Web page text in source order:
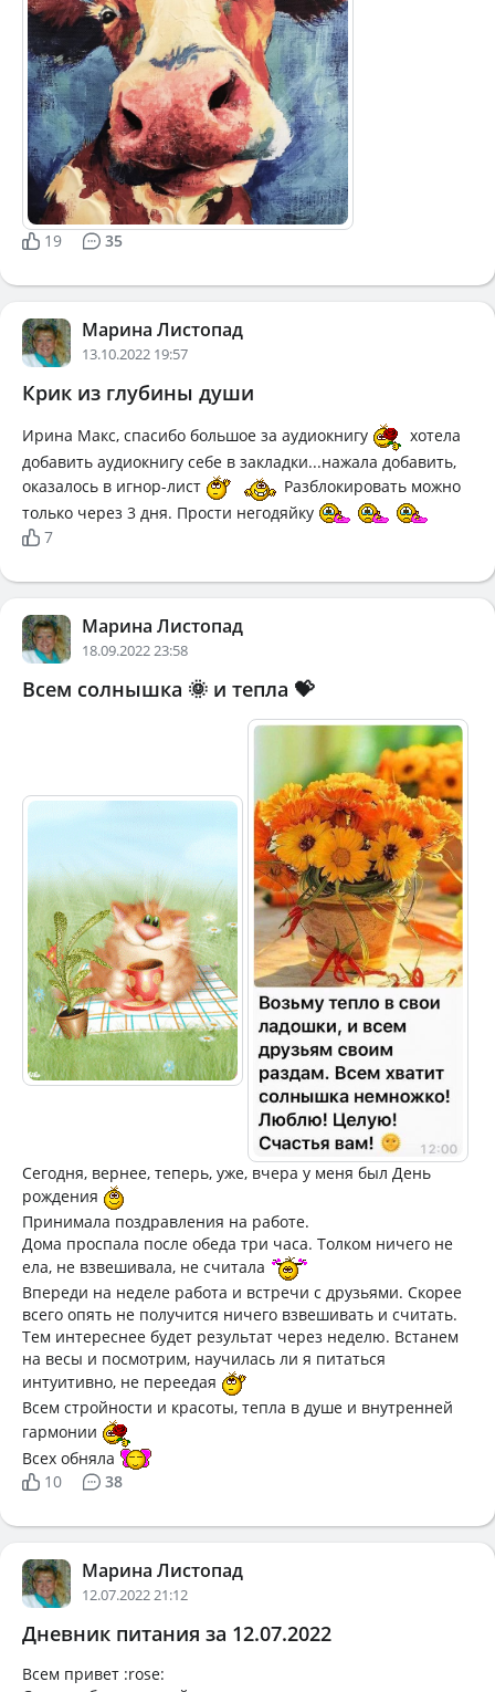
19 35
Марина Листопад
13.10.2022 19:57
Крик из глубины души
Ирина Макс, спасибо большое за аудиокнигу
хотела
добавить аудиокнигу себе в закладки...нажала добавить,
оказалось в игнор-лист
Разблокировать можно
только через 3 дня. Прости негодяйку
7
Марина Листопад
18.09.2022 23:58
Всем солнышка 🌞 и тепла 💝
Сегодня, вернее, теперь, уже, вчера у меня был День
рождения
Принимала поздравления на работе.
Дома проспала после обеда три часа. Толком ничего не
ела, не взвешивала, не считала
Впереди на неделе работа и встречи с друзьями. Скорее
всего опять не получится ничего взвешивать и считать.
Тем интереснее будет результат через неделю. Встанем
на весы и посмотрим, научилась ли я питаться
интуитивно, не переедая
Всем стройности и красоты, тепла в душе и внутренней
гармонии
Всех обняла
10
38
Марина Листопад
12.07.2022 21:12
Дневник питания за 12.07.2022
Всем привет :rose: